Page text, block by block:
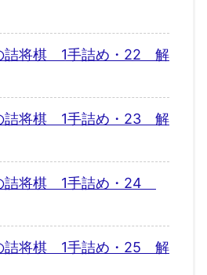
詰将棋 1手詰め・22 解
詰将棋 1手詰め・23 解
詰将棋 1手詰め・24
詰将棋 1手詰め・25 解